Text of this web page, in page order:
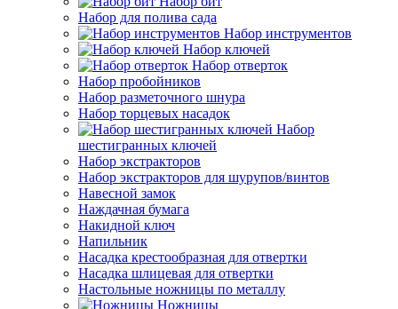
Набор для полива сада
Набор инструментов
Набор ключей
Набор отверток
Набор пробойников
Набор разметочного шнура
Набор торцевых насадок
Набор
шестигранных ключей
Набор экстракторов
Набор экстракторов для шурупов/винтов
Навесной замок
Наждачная бумага
Накидной ключ
Напильник
Насадка крестообразная для отвертки
Насадка шлицевая для отвертки
Настольные ножницы по металлу
Ножницы